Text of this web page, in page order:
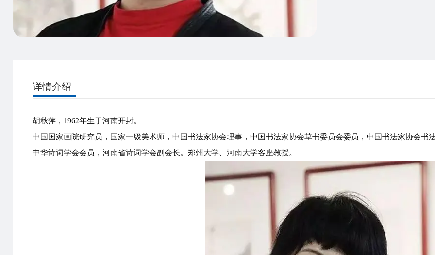
详情介绍
胡秋萍，1962年生于河南开封。
中国国家画院研究员，国家一级美术师，中国书法家协会理事，中国书法家协会草书委员会委员，中国书法家协会书
中华诗词学会会员，河南省诗词学会副会长。郑州大学、河南大学客座教授。